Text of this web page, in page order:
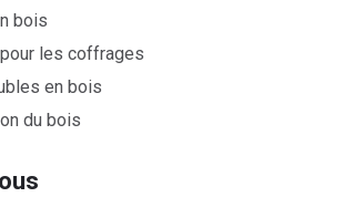
bois
les coffrages
en bois
du bois